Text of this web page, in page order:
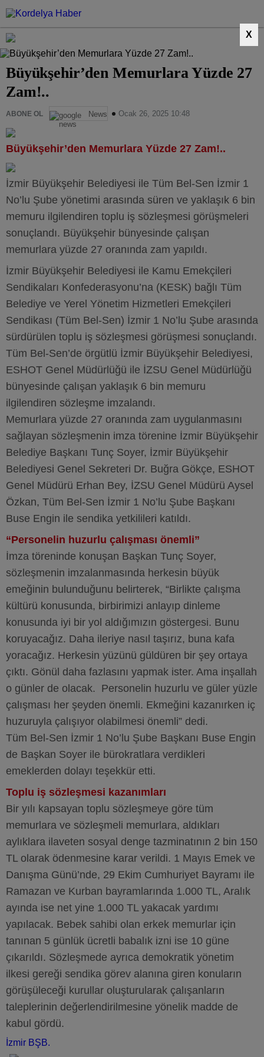
X
Büyükşehir’den Memurlara Yüzde 27
Zam!..
ABONE OL News Ocak 26, 2025 10:48
Büyükşehir’den Memurlara Yüzde 27 Zam!..
İzmir Büyükşehir Belediyesi ile Tüm Bel-Sen İzmir 1
No’lu Şube yönetimi arasında süren ve yaklaşık 6 bin
memuru ilgilendiren toplu iş sözleşmesi görüşmeleri
sonuçlandı. Büyükşehir bünyesinde çalışan
memurlara yüzde 27 oranında zam yapıldı.
İzmir Büyükşehir Belediyesi ile Kamu Emekçileri
Sendikaları Konfederasyonu’na (KESK) bağlı Tüm
Belediye ve Yerel Yönetim Hizmetleri Emekçileri
Sendikası (Tüm Bel-Sen) İzmir 1 No’lu Şube arasında
sürdürülen toplu iş sözleşmesi görüşmesi sonuçlandı.
Tüm Bel-Sen’de örgütlü İzmir Büyükşehir Belediyesi,
ESHOT Genel Müdürlüğü ile İZSU Genel Müdürlüğü
bünyesinde çalışan yaklaşık 6 bin memuru
ilgilendiren sözleşme imzalandı.
Memurlara yüzde 27 oranında zam uygulanmasını
sağlayan sözleşmenin imza törenine İzmir Büyükşehir
Belediye Başkanı Tunç Soyer, İzmir Büyükşehir
Belediyesi Genel Sekreteri Dr. Buğra Gökçe, ESHOT
Genel Müdürü Erhan Bey, İZSU Genel Müdürü Aysel
Özkan, Tüm Bel-Sen İzmir 1 No’lu Şube Başkanı
Buse Engin ile sendika yetkilileri katıldı.
“Personelin huzurlu çalışması önemli”
İmza töreninde konuşan Başkan Tunç Soyer,
sözleşmenin imzalanmasında herkesin büyük
emeğinin bulunduğunu belirterek, “Birlikte çalışma
kültürü konusunda, birbirimizi anlayıp dinleme
konusunda iyi bir yol aldığımızın göstergesi. Bunu
koruyacağız. Daha ileriye nasıl taşırız, buna kafa
yoracağız. Herkesin yüzünü güldüren bir şey ortaya
çıktı. Gönül daha fazlasını yapmak ister. Ama inşallah
o günler de olacak. Personelin huzurlu ve güler yüzle
çalışması her şeyden önemli. Ekmeğini kazanırken iç
huzuruyla çalışıyor olabilmesi önemli” dedi.
Tüm Bel-Sen İzmir 1 No’lu Şube Başkanı Buse Engin
de Başkan Soyer ile bürokratlara verdikleri
emeklerden dolayı teşekkür etti.
Toplu iş sözleşmesi kazanımları
Bir yılı kapsayan toplu sözleşmeye göre tüm
memurlara ve sözleşmeli memurlara, aldıkları
aylıklara ilaveten sosyal denge tazminatının 2 bin 150
TL olarak ödenmesine karar verildi. 1 Mayıs Emek ve
Danışma Günü’nde, 29 Ekim Cumhuriyet Bayramı ile
Ramazan ve Kurban bayramlarında 1.000 TL, Aralık
ayında ise net yine 1.000 TL yakacak yardımı
yapılacak. Bebek sahibi olan erkek memurlar için
tanınan 5 günlük ücretli babalık izni ise 10 güne
çıkarıldı. Sözleşmede ayrıca demokratik yönetim
ilkesi gereği sendika görev alanına giren konuların
görüşüleceği kurullar oluşturularak çalışanların
taleplerinin değerlendirilmesine yönelik madde de
kabul gördü.
İzmir BŞB.